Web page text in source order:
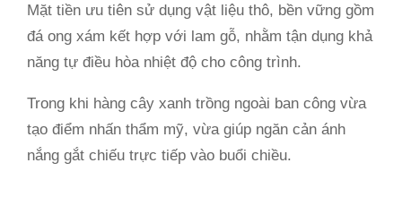
Mặt tiền ưu tiên sử dụng vật liệu thô, bền vững gồm
đá ong xám kết hợp với lam gỗ, nhằm tận dụng khả
năng tự điều hòa nhiệt độ cho công trình.
Trong khi hàng cây xanh trồng ngoài ban công vừa
tạo điểm nhấn thẩm mỹ, vừa giúp ngăn cản ánh
nắng gắt chiếu trực tiếp vào buổi chiều.